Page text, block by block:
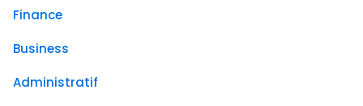
Finance
Business
Administratif